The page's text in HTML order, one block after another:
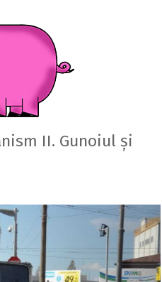
II. Gunoiul și